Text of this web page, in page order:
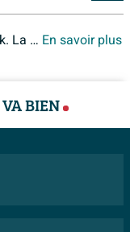
SP6 est une des séries de la marque Ink. La gamme Ink SP6 est complète. Chez Sawiday, les produits de la collection Ink SP6 vous sont proposés au meilleur prix. En savoir plus
BIEN